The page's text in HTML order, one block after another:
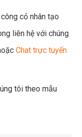
cỏ nhân tạo
liên hệ với chúng
Chat trực tuyến
tôi theo mẫu